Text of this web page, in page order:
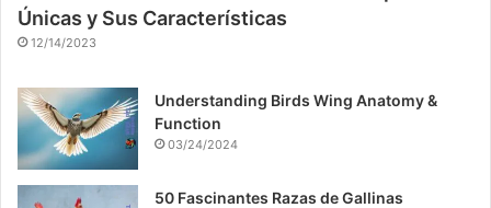
Únicas y Sus Características
12/14/2023
Understanding Birds Wing Anatomy &
Function
03/24/2024
50 Fascinantes Razas de Gallinas